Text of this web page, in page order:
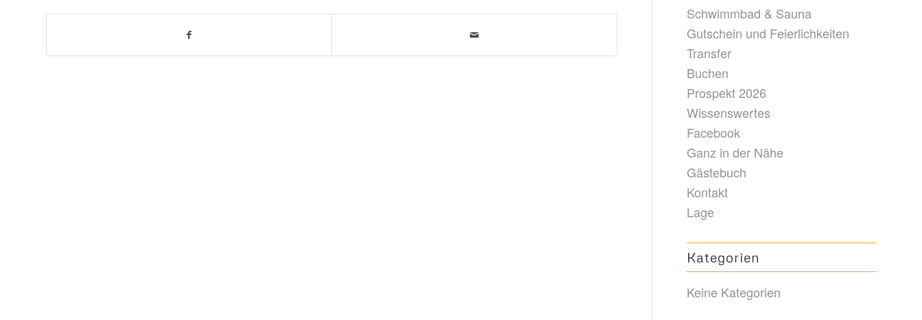
Schwimmbad & Sauna
Gutschein und Feierlichkeiten
Transfer
Buchen
Prospekt 2026
Wissenswertes
Facebook
Ganz in der Nähe
Gästebuch
Kontakt
Lage
Kategorien
Keine Kategorien